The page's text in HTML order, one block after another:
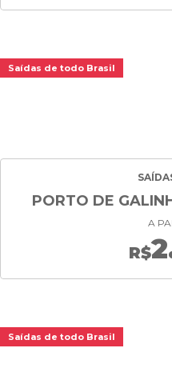
Saídas de todo Brasil
PORTO DE
A
R$
Saídas de todo Brasil